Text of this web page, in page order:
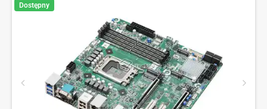
Dostępny